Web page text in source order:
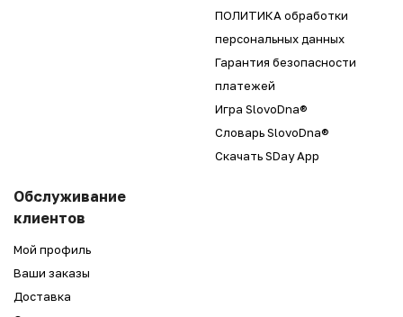
ПОЛИТИКА обработки
персональных данных
Гарантия безопасности
платежей
Игра SlovoDna®
Словарь SlovoDna®
Скачать SDay App
Обслуживание
клиентов
Мой профиль
Ваши заказы
Доставка